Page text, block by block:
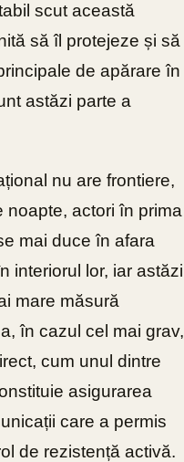
scut această
să îl protejeze și să
de apărare în
astăzi parte a
nu are frontiere,
actori în prima
mai duce în afara
interiorul lor, iar astăzi
mare măsură
în cazul cel mai grav,
cum unul dintre
asigurarea
care a permis
de rezistență activă.